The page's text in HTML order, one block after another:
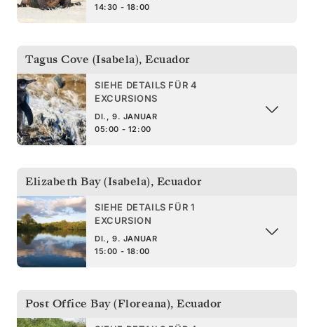
14:30 - 18:00
Tagus Cove (Isabela), Ecuador
SIEHE DETAILS FÜR 4
EXCURSIONS
DI., 9. JANUAR
05:00 - 12:00
Elizabeth Bay (Isabela), Ecuador
SIEHE DETAILS FÜR 1
EXCURSION
DI., 9. JANUAR
15:00 - 18:00
Post Office Bay (Floreana), Ecuador